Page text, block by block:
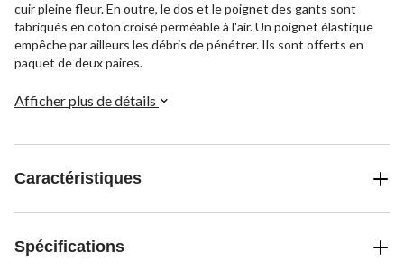
cuir pleine fleur. En outre, le dos et le poignet des gants sont
fabriqués en coton croisé perméable à l'air. Un poignet élastique
empêche par ailleurs les débris de pénétrer. Ils sont offerts en
paquet de deux paires.
Afficher plus de détails
Caractéristiques
Spécifications